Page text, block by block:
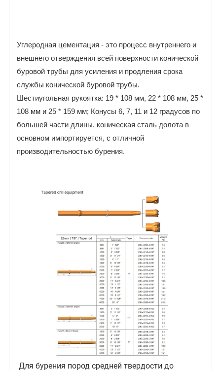
Углеродная цементация - это процесс внутреннего и
внешнего отверждения всей поверхности конической
буровой трубы для усиления и продления срока
службы конической буровой трубы.
Шестиугольная рукоятка: 19 * 108 мм, 22 * 108 мм, 25 *
108 мм и 25 * 159 мм; Конусы 6, 7, 11 и 12 градусов по
большей части длины, коническая сталь долота в
основном импортируется, с отличной
производительностью бурения.
Для бурения пород средней твердости до